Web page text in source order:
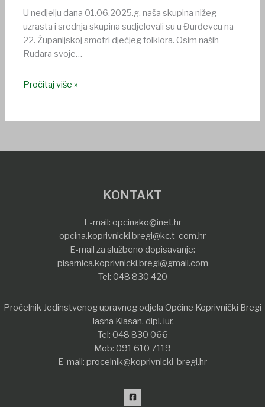
U nedjelju dana 01.06.2025.g. naša skupina nižeg
uzrasta i srednja skupina sudjelovali su u Đurđevcu na
22. Županijskoj smotri dječjeg folklora. Osim naših
Rudara svoje…
Pročitaj više »
KONTAKT
E-mail: opcinako@inet.hr
opcina.koprivnicki.bregi@kc.t-com.hr
E-mail za službeno dopisavanje:
pisarnica.koprivnicki.bregi@gmail.com
Tel: 048 830 420
Pročelnik Jedinstvenog upravnog odjela Općine Koprivnički Bregi
Jasna Klasan, dipl. iur.
Tel: 048 830 066
Mob: 091 610 7119
E-mail: procelnik@koprivnicki-bregi.hr